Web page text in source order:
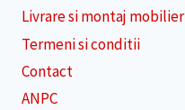
Livrare si montaj mobilier
Termeni si conditii
Contact
ANPC